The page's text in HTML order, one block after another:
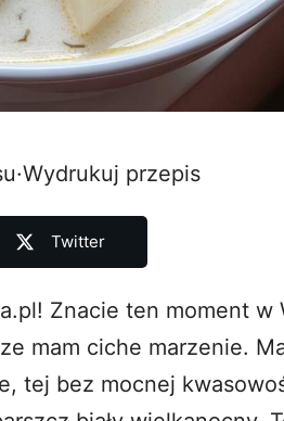
·Wydrukuj przepis
Twitter
Znacie ten moment w
mam ciche marzenie.
tej bez mocnej